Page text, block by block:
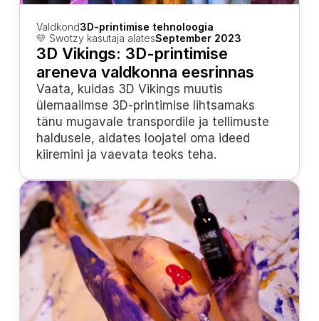
Valdkond3D-printimise tehnoloogia
💛 Swotzy kasutaja alatesSeptember 2023
3D Vikings: 3D-printimise
areneva valdkonna eesrinnas
Vaata, kuidas 3D Vikings muutis
ülemaailmse 3D-printimise lihtsamaks
tänu mugavale transpordile ja tellimuste
haldusele, aidates loojatel oma ideed
kiiremini ja vaevata teoks teha.